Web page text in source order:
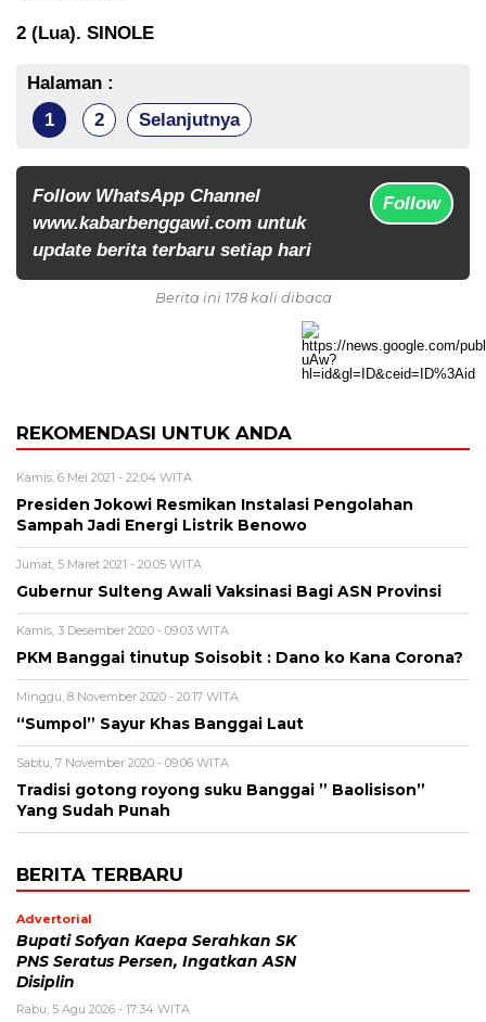
2 (Lua). SINOLE
Halaman :
1
2 Selanjutnya
Follow WhatsApp Channel
www.kabarbenggawi.com untuk
update berita terbaru setiap hari
Follow
Berita ini 178 kali dibaca
REKOMENDASI UNTUK ANDA
Kamis, 6 Mei 2021 - 22:04 WITA
Presiden Jokowi Resmikan Instalasi Pengolahan
Sampah Jadi Energi Listrik Benowo
Jumat, 5 Maret 2021 - 20:05 WITA
Gubernur Sulteng Awali Vaksinasi Bagi ASN Provinsi
Kamis, 3 Desember 2020 - 09:03 WITA
PKM Banggai tinutup Soisobit : Dano ko Kana Corona?
Minggu, 8 November 2020 - 20:17 WITA
“Sumpol” Sayur Khas Banggai Laut
Sabtu, 7 November 2020 - 09:06 WITA
Tradisi gotong royong suku Banggai ” Baolisison”
Yang Sudah Punah
BERITA TERBARU
Advertorial
Bupati Sofyan Kaepa Serahkan SK
PNS Seratus Persen, Ingatkan ASN
Disiplin
Rabu, 5 Agu 2026 - 17:34 WITA